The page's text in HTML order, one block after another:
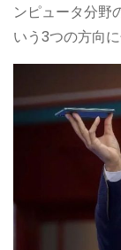
ンピュータ分野
いう3つの方向